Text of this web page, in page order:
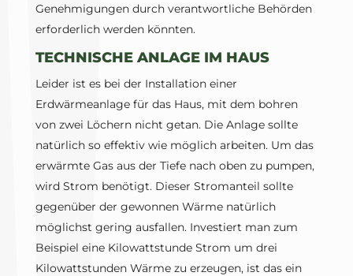
Genehmigungen durch verantwortliche Behörden
erforderlich werden könnten.
TECHNISCHE ANLAGE IM HAUS
Leider ist es bei der Installation einer
Erdwärmeanlage für das Haus, mit dem bohren
von zwei Löchern nicht getan. Die Anlage sollte
natürlich so effektiv wie möglich arbeiten. Um das
erwärmte Gas aus der Tiefe nach oben zu pumpen,
wird Strom benötigt. Dieser Stromanteil sollte
gegenüber der gewonnen Wärme natürlich
möglichst gering ausfallen. Investiert man zum
Beispiel eine Kilowattstunde Strom um drei
Kilowattstunden Wärme zu erzeugen, ist das ein